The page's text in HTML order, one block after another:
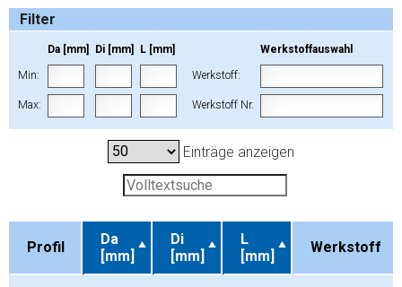
Filter
Da [mm] Di [mm] L [mm]
Min:
Max:
Werkstoffauswahl
Werkstoff:
Werkstoff Nr.
Einträge anzeigen
Profil
Da
[mm]
Di
[mm]
L
[mm]
Werkstoff